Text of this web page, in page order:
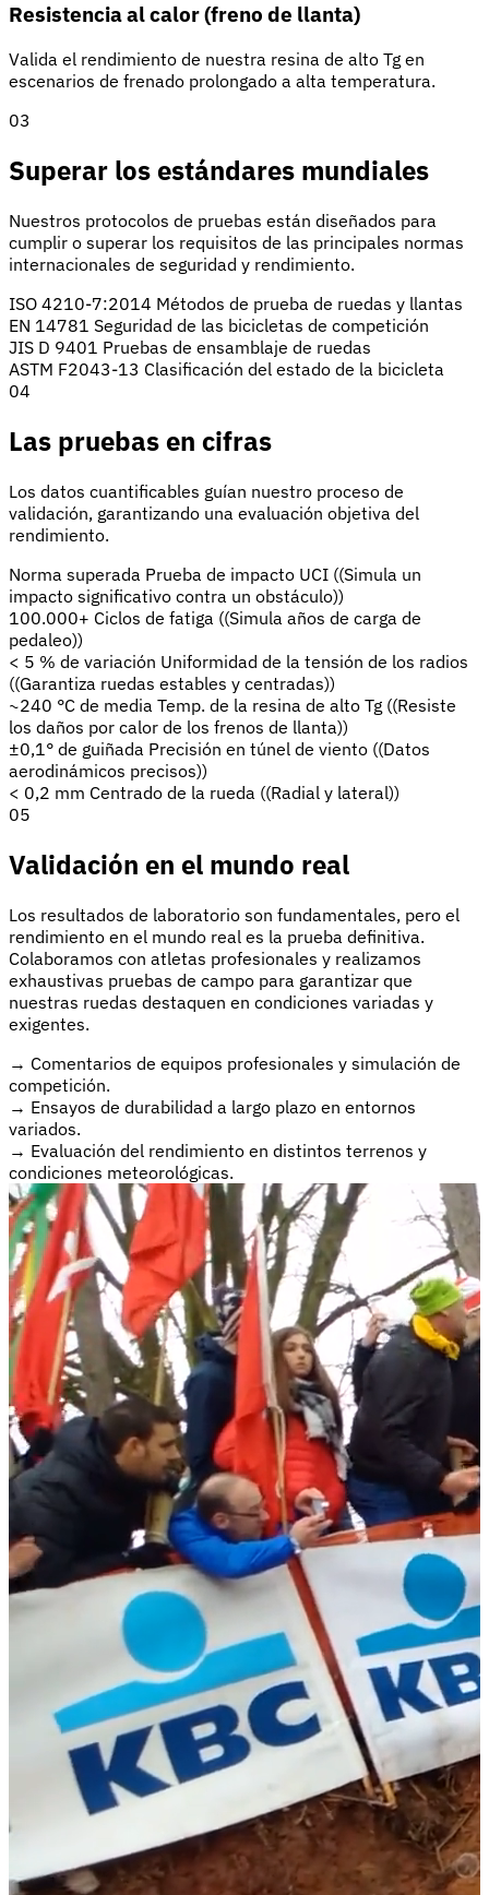
Resistencia al calor (freno de llanta)
Valida el rendimiento de nuestra resina de alto Tg en
escenarios de frenado prolongado a alta temperatura.
03
Superar los estándares mundiales
Nuestros protocolos de pruebas están diseñados para
cumplir o superar los requisitos de las principales normas
internacionales de seguridad y rendimiento.
ISO 4210-7:2014 Métodos de prueba de ruedas y llantas
EN 14781 Seguridad de las bicicletas de competición
JIS D 9401 Pruebas de ensamblaje de ruedas
ASTM F2043-13 Clasificación del estado de la bicicleta
04
Las pruebas en cifras
Los datos cuantificables guían nuestro proceso de
validación, garantizando una evaluación objetiva del
rendimiento.
Norma superada Prueba de impacto UCI ((Simula un
impacto significativo contra un obstáculo))
100.000+ Ciclos de fatiga ((Simula años de carga de
pedaleo))
< 5 % de variación Uniformidad de la tensión de los radios
((Garantiza ruedas estables y centradas))
~240 °C de media Temp. de la resina de alto Tg ((Resiste
los daños por calor de los frenos de llanta))
±0,1° de guiñada Precisión en túnel de viento ((Datos
aerodinámicos precisos))
< 0,2 mm Centrado de la rueda ((Radial y lateral))
05
Validación en el mundo real
Los resultados de laboratorio son fundamentales, pero el
rendimiento en el mundo real es la prueba definitiva.
Colaboramos con atletas profesionales y realizamos
exhaustivas pruebas de campo para garantizar que
nuestras ruedas destaquen en condiciones variadas y
exigentes.
→ Comentarios de equipos profesionales y simulación de
competición.
→ Ensayos de durabilidad a largo plazo en entornos
variados.
→ Evaluación del rendimiento en distintos terrenos y
condiciones meteorológicas.